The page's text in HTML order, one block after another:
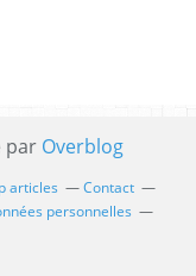
par Overblog
articles
Contact
personnelles